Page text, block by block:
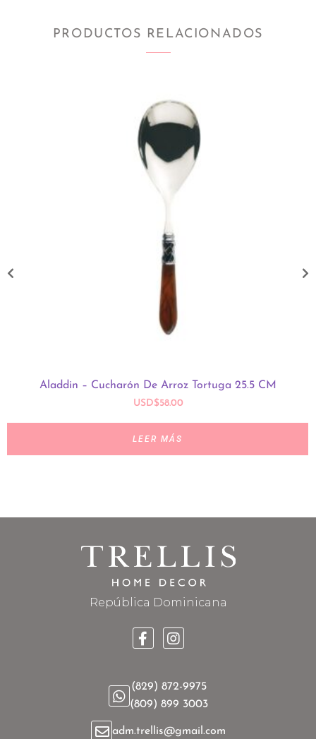
PRODUCTOS RELACIONADOS
Aladdin – Cucharón De Arroz Tortuga 25.5 CM
USD$58.00
LEER MÁS
República Dominicana
(829) 872-9975
(809) 899 3003
adm.trellis@gmail.com